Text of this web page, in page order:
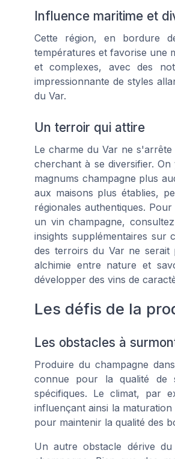
Influence maritime et
Cette région, en bordure
températures et favorise une
et complexes, avec des
impressionnante de styles
du Var.
Un terroir qui attire
Le charme du Var ne
cherchant à se diversifier.
magnums champagne plus
aux maisons plus établies,
régionales authentiques.
un vin champagne,
insights supplémentaires sur
des terroirs du Var ne serait
alchimie entre nature et
développer des vins de
Les défis de la
Les obstacles à
Produire du champagne
connue pour la qualité de
spécifiques. Le climat, par
influençant ainsi la
pour maintenir la qualité des
Un autre obstacle dérive